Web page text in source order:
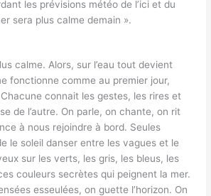
les prévisions météo de l’ici et du
sera plus calme demain ».
calme. Alors, sur l’eau tout devient
fonctionne comme au premier jour,
connait les gestes, les rires et
de l’autre. On parle, on chante, on rit
à nous rejoindre à bord. Seules
le soleil danser entre les vagues et le
sur les verts, les gris, les bleus, les
couleurs secrètes qui peignent la mer.
esseulées, on guette l’horizon. On